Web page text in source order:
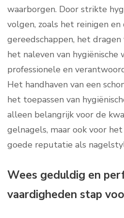
waarborgen. Door strikte
volgen, zoals het reinigen en
gereedschappen, het dragen
het naleven van hygiënische
professionele en
Het handhaven van een
het toepassen van
alleen belangrijk voor de
gelnagels, maar ook voor
goede reputatie als
Wees geduldig en
vaardigheden stap